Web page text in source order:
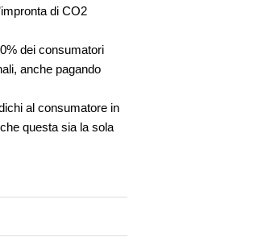
di CO2
dei consumatori
anche pagando
al consumatore in
questa sia la sola